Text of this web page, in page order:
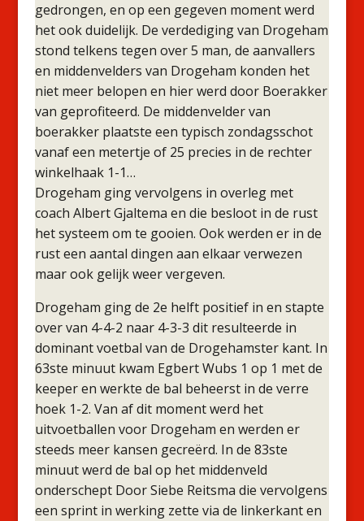
gedrongen, en op een gegeven moment werd
het ook duidelijk. De verdediging van Drogeham
stond telkens tegen over 5 man, de aanvallers
en middenvelders van Drogeham konden het
niet meer belopen en hier werd door Boerakker
van geprofiteerd. De middenvelder van
boerakker plaatste een typisch zondagsschot
vanaf een metertje of 25 precies in de rechter
winkelhaak 1-1…
Drogeham ging vervolgens in overleg met
coach Albert Gjaltema en die besloot in de rust
het systeem om te gooien. Ook werden er in de
rust een aantal dingen aan elkaar verwezen
maar ook gelijk weer vergeven.
Drogeham ging de 2e helft positief in en stapte
over van 4-4-2 naar 4-3-3 dit resulteerde in
dominant voetbal van de Drogehamster kant. In
63ste minuut kwam Egbert Wubs 1 op 1 met de
keeper en werkte de bal beheerst in de verre
hoek 1-2. Van af dit moment werd het
uitvoetballen voor Drogeham en werden er
steeds meer kansen gecreërd. In de 83ste
minuut werd de bal op het middenveld
onderschept Door Siebe Reitsma die vervolgens
een sprint in werking zette via de linkerkant en